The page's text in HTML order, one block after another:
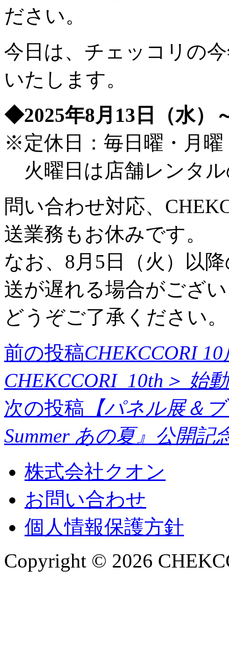
ださい。
今日は、チェッコリの
いたします。
◆2025年8月13日（水）
※定休日：毎日曜・月
火曜日は店舗レンタ
問い合わせ対応、
送業務もお休みです。
なお、8月5日（火）以
送が遅れる場合がござ
どうぞご了承ください。
前の投稿CHEKCCORI
CHEKCCORI_10th＞ 始
次の投稿 【パネル展＆
Summer あの夏』公開記
株式会社クオン
お問い合わせ
個人情報保護方針
Copyright © 2026